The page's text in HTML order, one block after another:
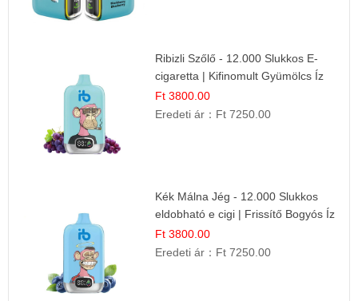
Ribizli Szőlő - 12.000 Slukkos E-
cigaretta | Kifinomult Gyümölcs Íz
Ft 3800.00
Eredeti ár： Ft 7250.00
Kék Málna Jég - 12.000 Slukkos
eldobható e cigi | Frissítő Bogyós Íz
Ft 3800.00
Eredeti ár： Ft 7250.00